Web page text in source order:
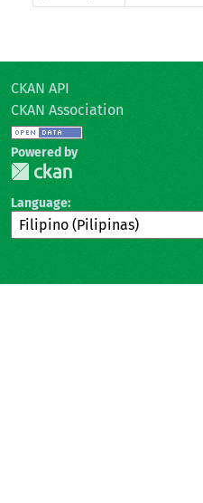
CKAN API
CKAN Association
Powered by
Language